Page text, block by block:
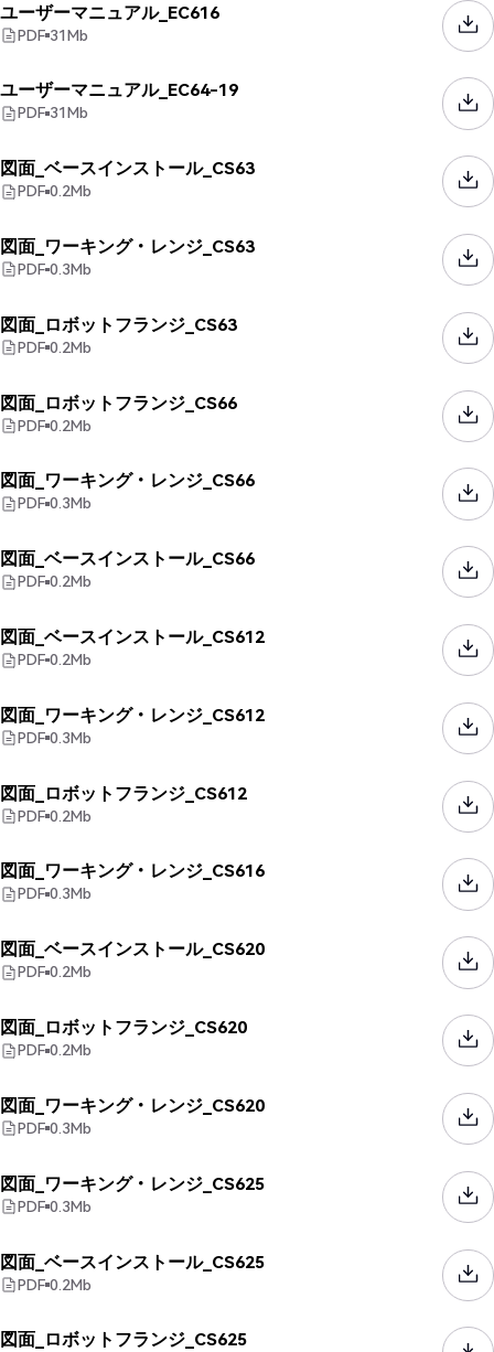
ユーザーマニュアル_EC616
PDF 31Mb
ユーザーマニュアル_EC64-19
PDF 31Mb
図面_ベースインストール_CS63
PDF 0.2Mb
図面_ワーキング・レンジ_CS63
PDF 0.3Mb
図面_ロボットフランジ_CS63
PDF 0.2Mb
図面_ロボットフランジ_CS66
PDF 0.2Mb
図面_ワーキング・レンジ_CS66
PDF 0.3Mb
図面_ベースインストール_CS66
PDF 0.2Mb
図面_ベースインストール_CS612
PDF 0.2Mb
図面_ワーキング・レンジ_CS612
PDF 0.3Mb
図面_ロボットフランジ_CS612
PDF 0.2Mb
図面_ワーキング・レンジ_CS616
PDF 0.3Mb
図面_ベースインストール_CS620
PDF 0.2Mb
図面_ロボットフランジ_CS620
PDF 0.2Mb
図面_ワーキング・レンジ_CS620
PDF 0.3Mb
図面_ワーキング・レンジ_CS625
PDF 0.3Mb
図面_ベースインストール_CS625
PDF 0.2Mb
図面_ロボットフランジ_CS625